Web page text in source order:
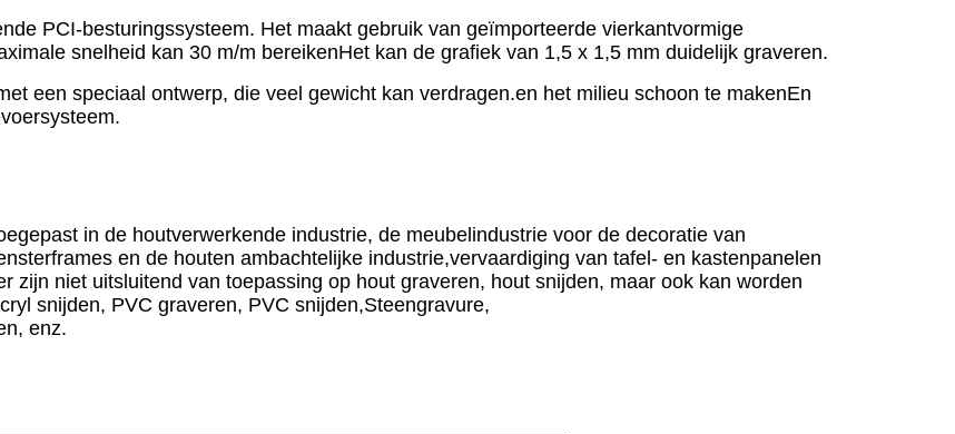
PCI-besturingssysteem. Het maakt gebruik van geïmporteerde vierkantvormige
snelheid kan 30 m/m bereikenHet kan de grafiek van 1,5 x 1,5 mm duidelijk graveren.
een speciaal ontwerp, die veel gewicht kan verdragen.en het milieu schoon te makenEn
in de houtverwerkende industrie, de meubelindustrie voor de decoratie van
en de houten ambachtelijke industrie,vervaardiging van tafel- en kastenpanelen
zijn niet uitsluitend van toepassing op hout graveren, hout snijden, maar ook kan worden
snijden, PVC graveren, PVC snijden,Steengravure,
enz.